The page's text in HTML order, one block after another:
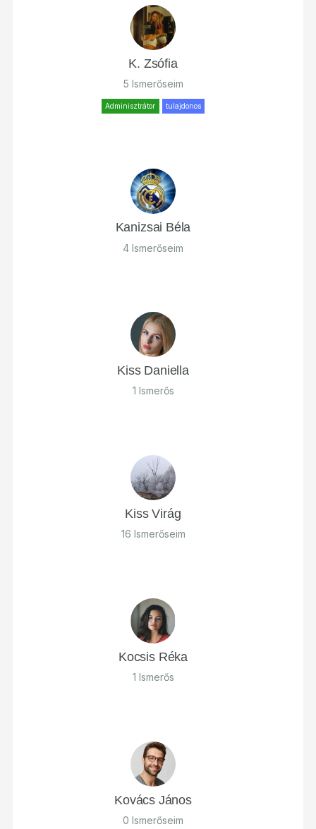
K. Zsófia
5 Ismerőseim
Adminisztrátor tulajdonos
Kanizsai Béla
4 Ismerőseim
Kiss Daniella
1 Ismerős
Kiss Virág
16 Ismerőseim
Kocsis Réka
1 Ismerős
Kovács János
0 Ismerőseim